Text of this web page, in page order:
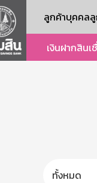
ลูกค้าบุคคล
เงินฝากสินเ
ทั้งหมด